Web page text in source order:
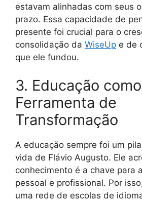
estavam alinhadas com seus
prazo. Essa capacidade de
presente foi crucial para o
consolidação da WiseUp e de
que ele fundou.
3. Educação como
Ferramenta de
Transformação
A educação sempre foi um
vida de Flávio Augusto. Ele
conhecimento é a chave para
pessoal e profissional. Por
uma rede de escolas de